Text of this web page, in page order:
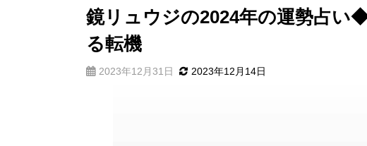
鏡リュウジの2024年の運勢占い
る転機
2023年12月31日 2023年12月14日